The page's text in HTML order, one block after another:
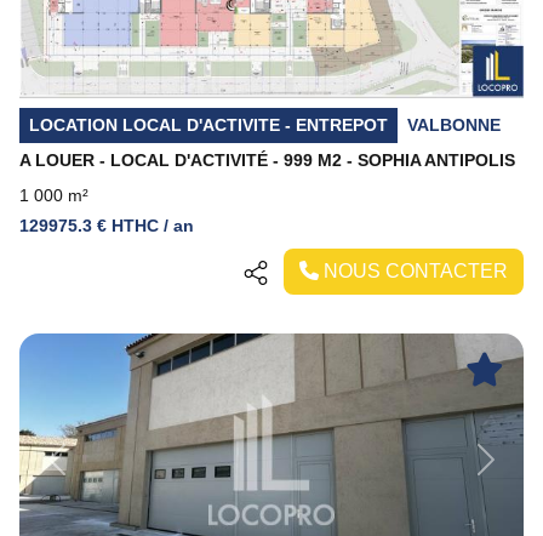
LOCATION LOCAL D'ACTIVITE - ENTREPOT
VALBONNE
A LOUER - LOCAL D'ACTIVITÉ - 999 M2 - SOPHIA ANTIPOLIS
1 000 m²
129975.3 € HTHC / an
NOUS CONTACTER
Previous Next